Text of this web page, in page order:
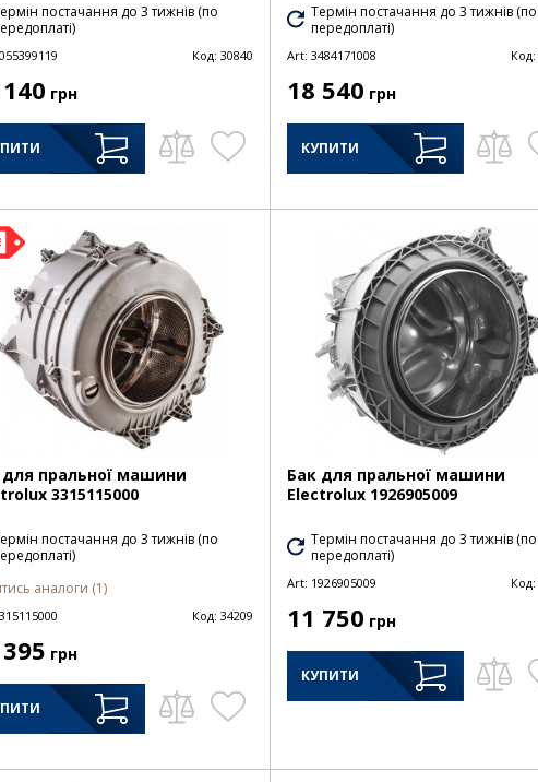
постачання до 3 тижнів (по
Код: 30840
грн
Термін постачання до 3 тижнів (по
передоплаті)
Art: 3484171008 Код:
18 540 грн
КУПИТИ
для пральної машини
3315115000
постачання до 3 тижнів (по
аналоги (1)
Код: 34209
грн
Бак для пральної машини
Electrolux 1926905009
Термін постачання до 3 тижнів (по
передоплаті)
Art: 1926905009 Код:
11 750 грн
КУПИТИ